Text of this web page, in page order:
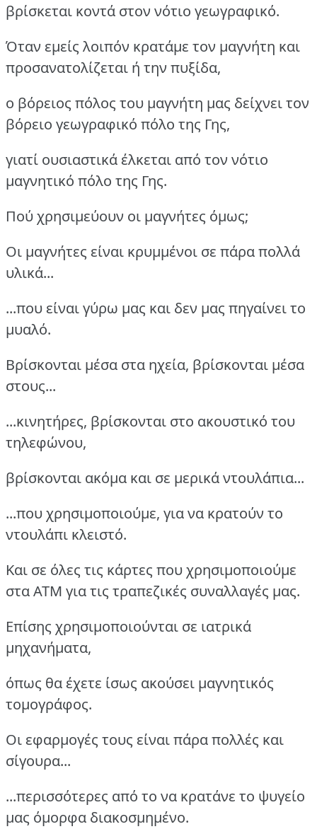
βρίσκεται κοντά στον νότιο γεωγραφικό.
Όταν εμείς λοιπόν κρατάμε τον μαγνήτη και
προσανατολίζεται ή την πυξίδα,
ο βόρειος πόλος του μαγνήτη μας δείχνει τον
βόρειο γεωγραφικό πόλο της Γης,
γιατί ουσιαστικά έλκεται από τον νότιο
μαγνητικό πόλο της Γης.
Πού χρησιμεύουν οι μαγνήτες όμως;
Οι μαγνήτες είναι κρυμμένοι σε πάρα πολλά
υλικά...
...που είναι γύρω μας και δεν μας πηγαίνει το
μυαλό.
Βρίσκονται μέσα στα ηχεία, βρίσκονται μέσα
στους...
...κινητήρες, βρίσκονται στο ακουστικό του
τηλεφώνου,
βρίσκονται ακόμα και σε μερικά ντουλάπια...
...που χρησιμοποιούμε, για να κρατούν το
ντουλάπι κλειστό.
Και σε όλες τις κάρτες που χρησιμοποιούμε
στα ΑΤΜ για τις τραπεζικές συναλλαγές μας.
Επίσης χρησιμοποιούνται σε ιατρικά
μηχανήματα,
όπως θα έχετε ίσως ακούσει μαγνητικός
τομογράφος.
Οι εφαρμογές τους είναι πάρα πολλές και
σίγουρα...
...περισσότερες από το να κρατάνε το ψυγείο
μας όμορφα διακοσμημένο.